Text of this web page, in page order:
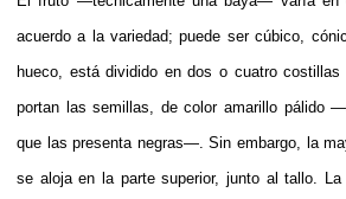
acuerdo a la variedad; puede ser cúbico,
hueco, está dividido en dos o cuatro
portan lassemillas , de color amarillo pálido
que las presenta negras—. Sin embargo, la
se aloja en la parte superior, junto al tallo. La